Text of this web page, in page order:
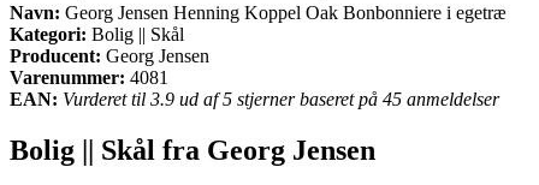
Navn: Georg Jensen Henning Koppel Oak Bonbonniere i egetræ
Kategori: Bolig || Skål
Producent: Georg Jensen
Varenummer: 4081
EAN: Vurderet til 3.9 ud af 5 stjerner baseret på 45 anmeldelser
Bolig || Skål fra Georg Jensen